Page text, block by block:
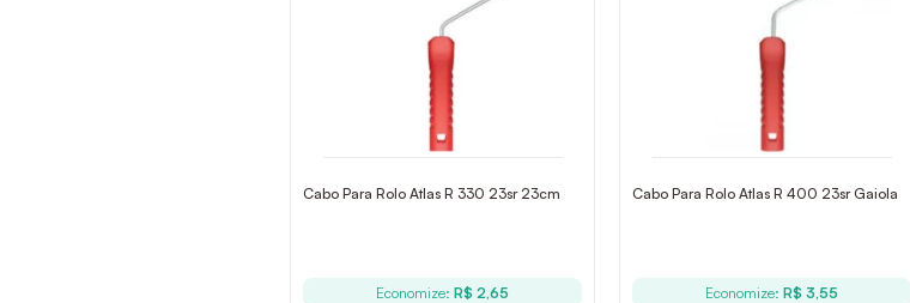
Cabo Para Rolo Atlas R 330 23sr 23cm
Economize: R$ 2,65
Cabo Para Rolo Atlas R 400 23sr Gaiola
Economize: R$ 3,55